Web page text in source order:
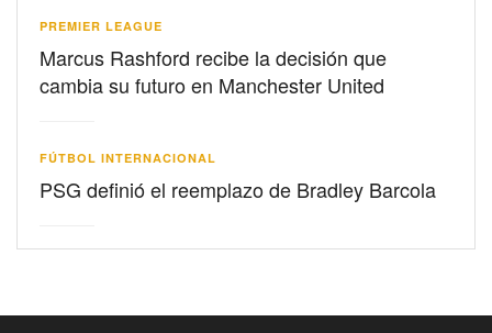
PREMIER LEAGUE
Marcus Rashford recibe la decisión que
cambia su futuro en Manchester United
FÚTBOL INTERNACIONAL
PSG definió el reemplazo de Bradley Barcola